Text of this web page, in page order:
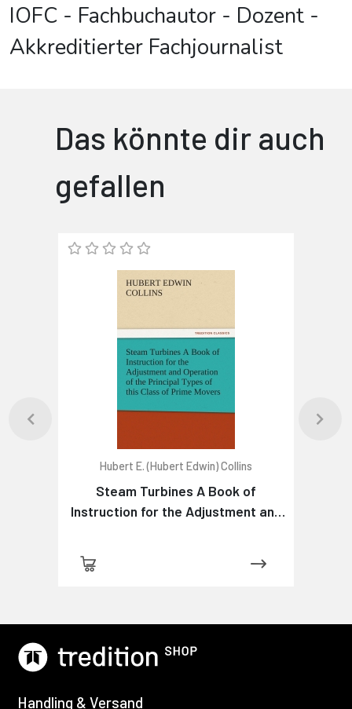
IOFC - Fachbuchautor - Dozent -
Akkreditierter Fachjournalist
Das könnte dir auch
gefallen
Hubert E. (Hubert Edwin) Collins
Steam Turbines A Book of
Instruction for the Adjustment and
Handling & Versand